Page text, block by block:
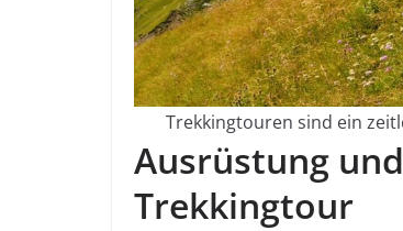
Trekkingtouren sind ein
Ausrüstung
Trekkingtour